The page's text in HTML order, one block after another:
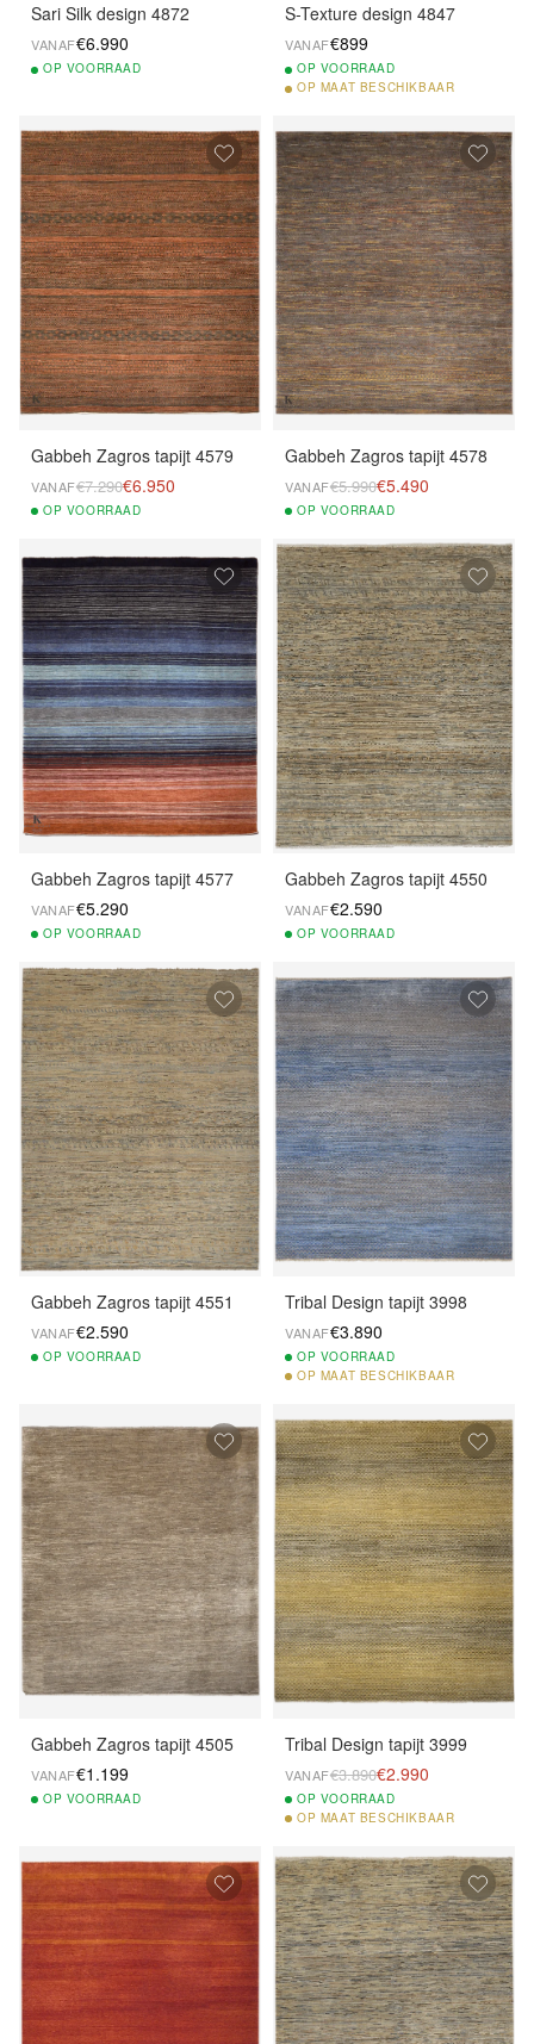
Sari Silk design 4872
VANAF€6.990
OP VOORRAAD
S-Texture design 4847
VANAF€899
OP VOORRAAD
OP MAAT BESCHIKBAAR
Gabbeh Zagros tapijt 4579
VANAF€7.290€6.950
OP VOORRAAD
Gabbeh Zagros tapijt 4578
VANAF€5.990€5.490
OP VOORRAAD
Gabbeh Zagros tapijt 4577
VANAF€5.290
OP VOORRAAD
Gabbeh Zagros tapijt 4550
VANAF€2.590
OP VOORRAAD
Gabbeh Zagros tapijt 4551
VANAF€2.590
OP VOORRAAD
Tribal Design tapijt 3998
VANAF€3.890
OP VOORRAAD
OP MAAT BESCHIKBAAR
Gabbeh Zagros tapijt 4505
VANAF€1.199
OP VOORRAAD
Tribal Design tapijt 3999
VANAF€3.890€2.990
OP VOORRAAD
OP MAAT BESCHIKBAAR